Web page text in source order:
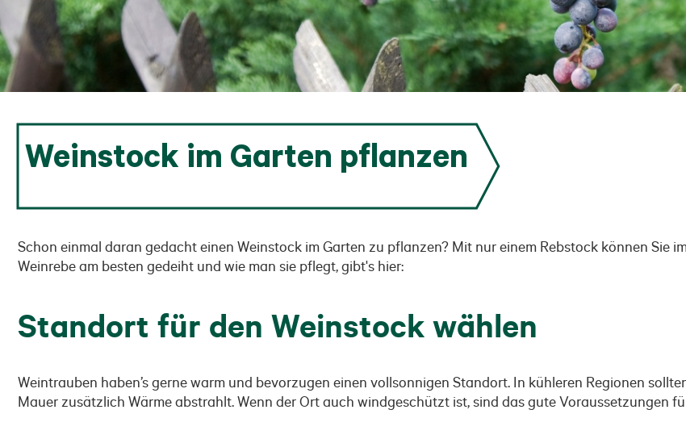
Weinstock im Garten pflanzen
Schon einmal daran gedacht einen Weinstock im Garten zu pflanzen? Mit nur einem Rebstock können Sie
Weinrebe am besten gedeiht und wie man sie pflegt, gibt's hier:
Standort für den Weinstock wählen
Weintrauben haben’s gerne warm und bevorzugen einen vollsonnigen Standort. In kühleren Regionen
Mauer zusätzlich Wärme abstrahlt. Wenn der Ort auch windgeschützt ist, sind das gute Voraussetzungen